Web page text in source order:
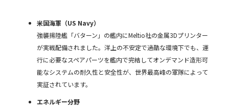
米国海軍（US Navy）
強襲揚陸艦「バターン」の艦内にMeltio社の金属3Dプリンター
が実戦配備されました。洋上の不安定で過酷な環境下でも、運
行に必要なスペアパーツを艦内で完結してオンデマンド造形可
能なシステムの耐久性と安全性が、世界最高峰の軍隊によって
実証されています。
エネルギー分野